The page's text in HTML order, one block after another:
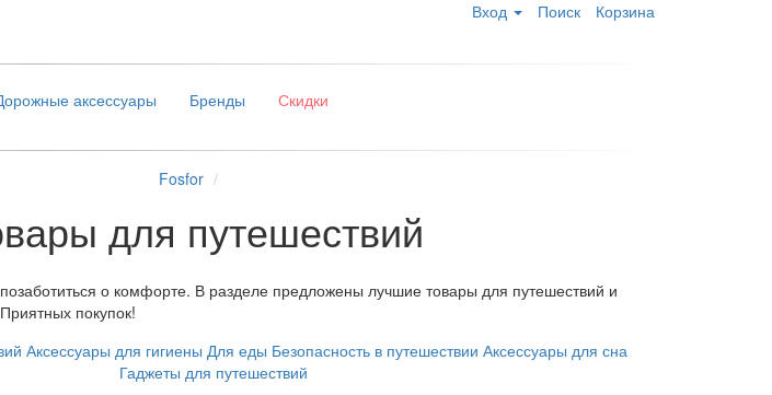
Вход Поиск Корзина
аксессуары Бренды Скидки
Fosfor
для путешествий
о комфорте. В разделе предложены лучшие товары для путешествий и
покупок!
Аксессуары для гигиены Для еды Безопасность в путешествииАксессуары для сна
Гаджеты для путешествий